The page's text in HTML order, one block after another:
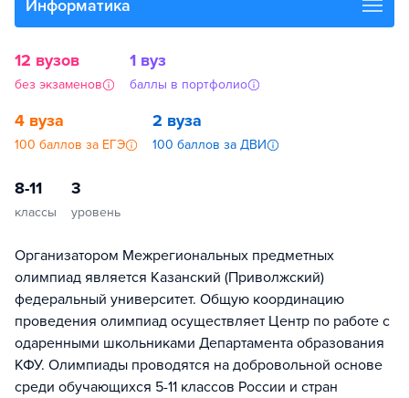
Информатика
12 вузов
без экзаменов
1 вуз
баллы в портфолио
4 вуза
100 баллов за ЕГЭ
2 вуза
100 баллов за ДВИ
8-11
классы
3
уровень
Организатором Межрегиональных предметных
олимпиад является Казанский (Приволжский)
федеральный университет. Общую координацию
проведения олимпиад осуществляет Центр по работе с
одаренными школьниками Департамента образования
КФУ. Олимпиады проводятся на добровольной основе
среди обучающихся 5-11 классов России и стран